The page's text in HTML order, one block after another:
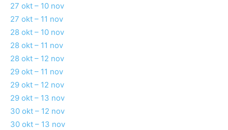
27 okt – 10 nov
27 okt – 11 nov
28 okt – 10 nov
28 okt – 11 nov
28 okt – 12 nov
29 okt – 11 nov
29 okt – 12 nov
29 okt – 13 nov
30 okt – 12 nov
30 okt – 13 nov